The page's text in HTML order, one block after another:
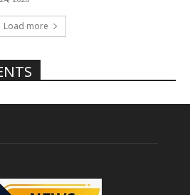
Load more